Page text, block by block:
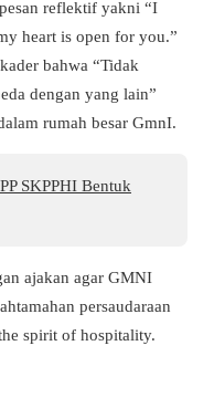
reflektif yakni “I
heart is open for you.”
bahwa “Tidak
dengan yang lain”
rumah besar GmnI.
SKPPHI Bentuk
ajakan agar GMNI
persaudaraan
spirit of hospitality.